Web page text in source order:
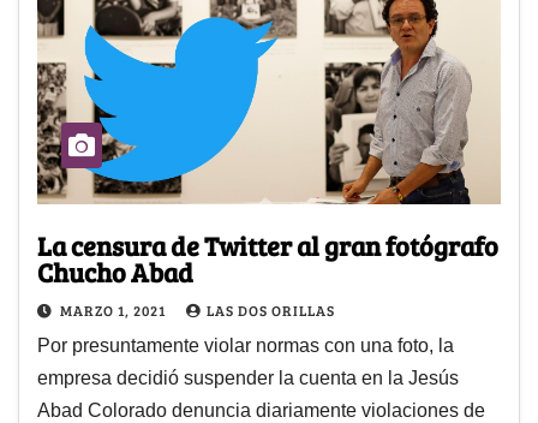
La censura de Twitter al gran fotógrafo
Chucho Abad
MARZO 1, 2021 LAS DOS ORILLAS
Por presuntamente violar normas con una foto, la
empresa decidió suspender la cuenta en la Jesús
Abad Colorado denuncia diariamente violaciones de